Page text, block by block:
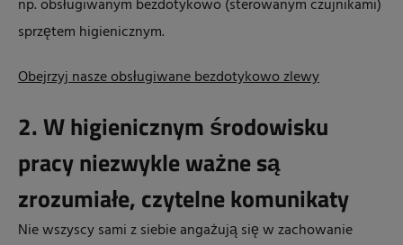
np. obsługiwanym bezdotykowo (sterowanym czujnikami)
sprzętem higienicznym.
Obejrzyj nasze obsługiwane bezdotykowo zlewy
2. W higienicznym środowisku
pracy niezwykle ważne są
zrozumiałe, czytelne komunikaty
Nie wszyscy sami z siebie angażują się w zachowanie